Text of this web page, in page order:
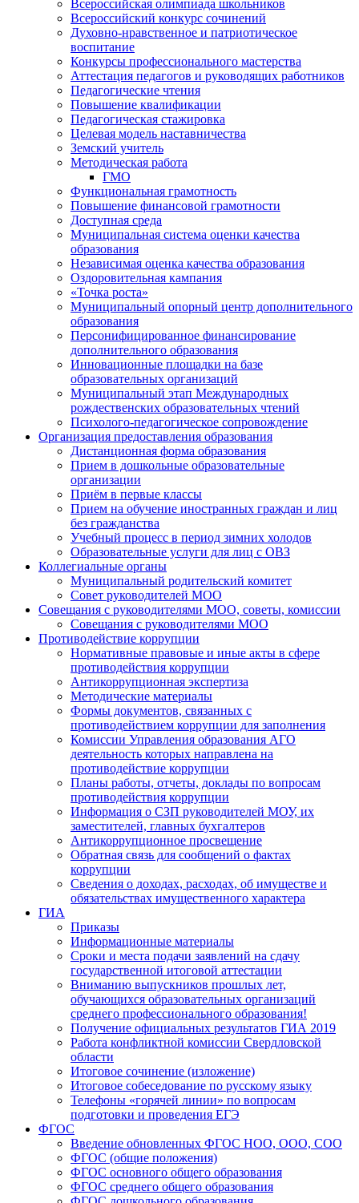
Всероссийская олимпиада школьников
Всероссийский конкурс сочинений
Духовно-нравственное и патриотическое
воспитание
Конкурсы профессионального мастерства
Аттестация педагогов и руководящих работников
Педагогические чтения
Повышение квалификации
Педагогическая стажировка
Целевая модель наставничества
Земский учитель
Методическая работа
ГМО
Функциональная грамотность
Повышение финансовой грамотности
Доступная среда
Муниципальная система оценки качества
образования
Независимая оценка качества образования
Оздоровительная кампания
«Точка роста»
Муниципальный опорный центр дополнительного
образования
Персонифицированное финансирование
дополнительного образования
Инновационные площадки на базе
образовательных организаций
Муниципальный этап Международных
рождественских образовательных чтений
Психолого-педагогическое сопровождение
Организация предоставления образования
Дистанционная форма образования
Прием в дошкольные образовательные
организации
Приём в первые классы
Прием на обучение иностранных граждан и лиц
без гражданства
Учебный процесс в период зимних холодов
Образовательные услуги для лиц с ОВЗ
Коллегиальные органы
Муниципальный родительский комитет
Совет руководителей МОО
Совещания с руководителями МОО, советы, комиссии
Совещания с руководителями МОО
Противодействие коррупции
Нормативные правовые и иные акты в сфере
противодействия коррупции
Антикоррупционная экспертиза
Методические материалы
Формы документов, связанных с
противодействием коррупции для заполнения
Комиссии Управления образования АГО
деятельность которых направлена на
противодействие коррупции
Планы работы, отчеты, доклады по вопросам
противодействия коррупции
Информация о СЗП руководителей МОУ, их
заместителей, главных бухгалтеров
Антикоррупционное просвещение
Обратная связь для сообщений о фактах
коррупции
Сведения о доходах, расходах, об имуществе и
обязательствах имущественного характера
ГИА
Приказы
Информационные материалы
Сроки и места подачи заявлений на сдачу
государственной итоговой аттестации
Вниманию выпускников прошлых лет,
обучающихся образовательных организаций
среднего профессионального образования!
Получение официальных результатов ГИА 2019
Работа конфликтной комиссии Свердловской
области
Итоговое сочинение (изложение)
Итоговое собеседование по русскому языку
Телефоны «горячей линии» по вопросам
подготовки и проведения ЕГЭ
ФГОС
Введение обновленных ФГОС НОО, ООО, СОО
ФГОС (общие положения)
ФГОС основного общего образования
ФГОС среднего общего образования